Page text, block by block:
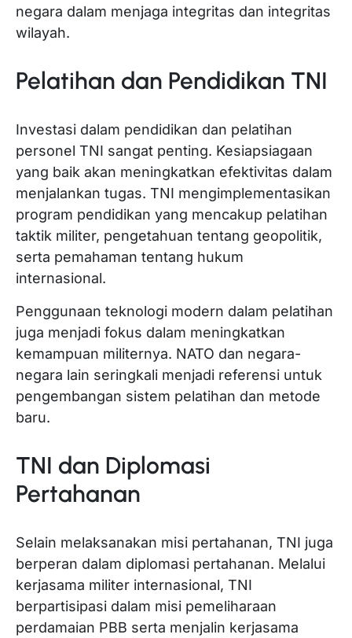
negara dalam menjaga integritas dan integritas
wilayah.
Pelatihan dan Pendidikan TNI
Investasi dalam pendidikan dan pelatihan
personel TNI sangat penting. Kesiapsiagaan
yang baik akan meningkatkan efektivitas dalam
menjalankan tugas. TNI mengimplementasikan
program pendidikan yang mencakup pelatihan
taktik militer, pengetahuan tentang geopolitik,
serta pemahaman tentang hukum
internasional.
Penggunaan teknologi modern dalam pelatihan
juga menjadi fokus dalam meningkatkan
kemampuan militernya. NATO dan negara-
negara lain seringkali menjadi referensi untuk
pengembangan sistem pelatihan dan metode
baru.
TNI dan Diplomasi
Pertahanan
Selain melaksanakan misi pertahanan, TNI juga
berperan dalam diplomasi pertahanan. Melalui
kerjasama militer internasional, TNI
berpartisipasi dalam misi pemeliharaan
perdamaian PBB serta menjalin kerjasama